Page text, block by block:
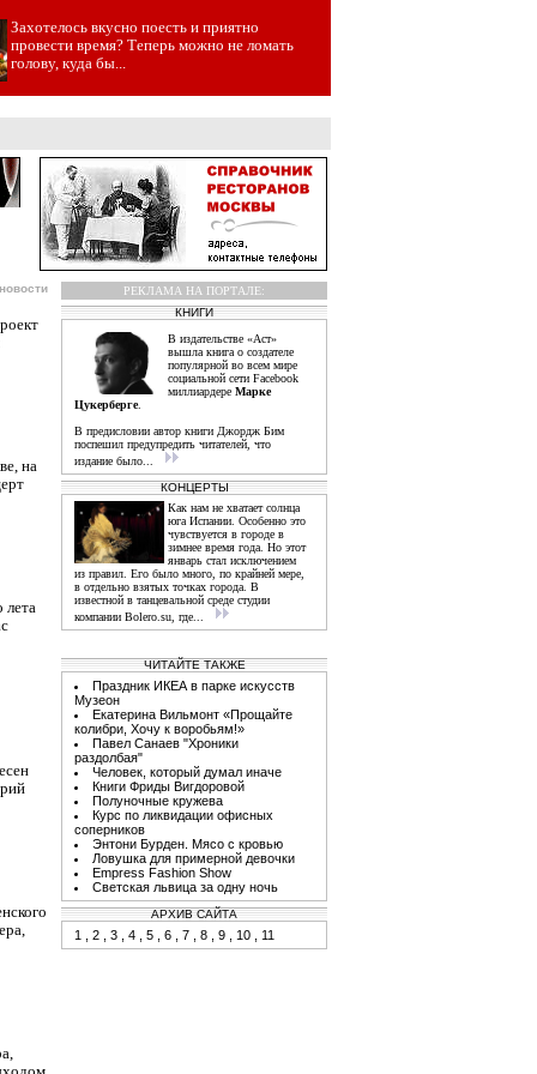
Захотелось вкусно поесть и приятно
провести время? Теперь можно не ломать
голову, куда бы...
новости
на
лета
РЕКЛАМА НА ПОРТАЛЕ:
КНИГИ
В издательстве «Аст»
вышла книга о создателе
популярной во всем мире
социальной сети Facebook
миллиардере Марке
Цукерберге.
В предисловии автор книги Джордж Бим
поспешил предупредить читателей, что
издание было...
КОНЦЕРТЫ
Как нам не хватает солнца
юга Испании. Особенно это
чувствуется в городе в
зимнее время года. Но этот
январь стал исключением
из правил. Его было много, по крайней мере,
в отдельно взятых точках города. В
известной в танцевальной среде студии
компании Bolero.su, где...
ЧИТАЙТЕ ТАКЖЕ
Праздник ИКЕА в парке искусств
Музеон
Екатерина Вильмонт «Прощайте
колибри, Хочу к воробьям!»
Павел Санаев "Хроники
раздолбая"
Человек, который думал иначе
Книги Фриды Вигдоровой
Полуночные кружева
Курс по ликвидации офисных
соперников
Энтони Бурден. Мясо с кровью
Ловушка для примерной девочки
Empress Fashion Show
Светская львица за одну ночь
АРХИВ САЙТА
1 2 3 4 5 6 7 8 9 10 11